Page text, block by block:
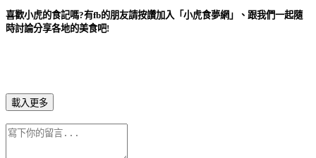
喜歡小虎的食記嗎?有fb的朋友請按讚加入「小虎食夢網」、跟我們一起隨
時討論分享各地的美食吧!
載入更多